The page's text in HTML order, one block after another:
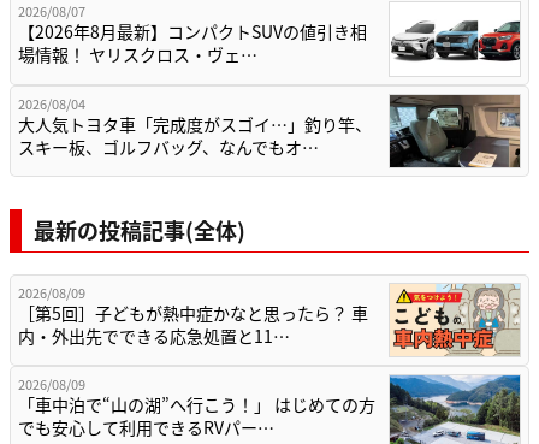
2026/08/07
【2026年8月最新】コンパクトSUVの値引き相
場情報！ ヤリスクロス・ヴェ…
2026/08/04
大人気トヨタ車「完成度がスゴイ…」釣り竿、
スキー板、ゴルフバッグ、なんでもオ…
最新の投稿記事(全体)
2026/08/09
［第5回］子どもが熱中症かなと思ったら？ 車
内・外出先でできる応急処置と11…
2026/08/09
「車中泊で“山の湖”へ行こう！」 はじめての方
でも安心して利用できるRVパー…